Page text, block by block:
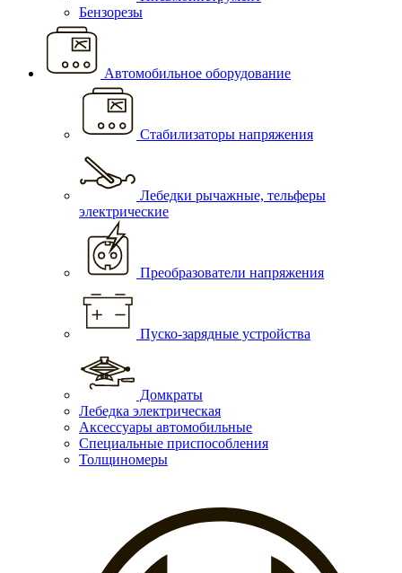
Бензорезы
Автомобильное оборудование
Стабилизаторы напряжения
Лебедки рычажные, тельферы
электрические
Преобразователи напряжения
Пуско-зарядные устройства
Домкраты
Лебедка электрическая
Аксессуары автомобильные
Специальные приспособления
Толщиномеры